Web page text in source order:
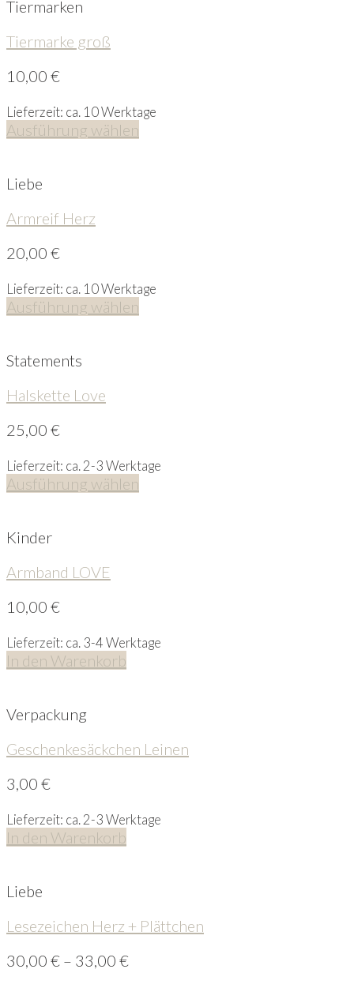
Tiermarken
Tiermarke groß
10,00 €
Lieferzeit: ca. 10 Werktage
Ausführung wählen
Liebe
Armreif Herz
20,00 €
Lieferzeit: ca. 10 Werktage
Ausführung wählen
Statements
Halskette Love
25,00 €
Lieferzeit: ca. 2-3 Werktage
Ausführung wählen
Kinder
Armband LOVE
10,00 €
Lieferzeit: ca. 3-4 Werktage
In den Warenkorb
Verpackung
Geschenkesäckchen Leinen
3,00 €
Lieferzeit: ca. 2-3 Werktage
In den Warenkorb
Liebe
Lesezeichen Herz + Plättchen
30,00 € – 33,00 €